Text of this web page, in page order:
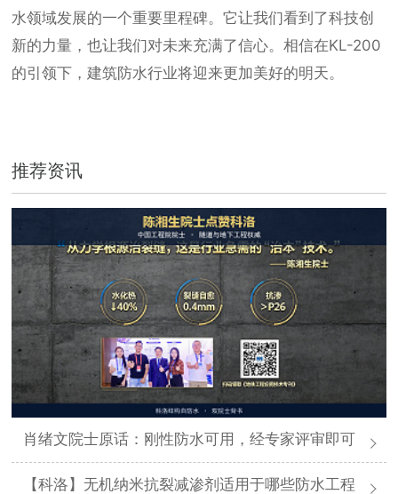
水领域发展的一个重要里程碑。它让我们看到了科技创
新的力量，也让我们对未来充满了信心。相信在KL-200
的引领下，建筑防水行业将迎来更加美好的明天。
推荐资讯
肖绪文院士原话：刚性防水可用，经专家评审即可
【科洛】无机纳米抗裂减渗剂适用于哪些防水工程